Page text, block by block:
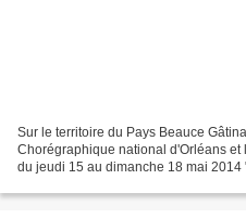
Sur le territoire du Pays Beauce
Chorégraphique national d'Orléans
du jeudi 15 au dimanche 18 mai 2014